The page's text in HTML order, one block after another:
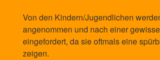
Von den Kindern/Jugendlichen
angenommen und nach einer
eingefordert, da sie oftmals eine
zeigen.